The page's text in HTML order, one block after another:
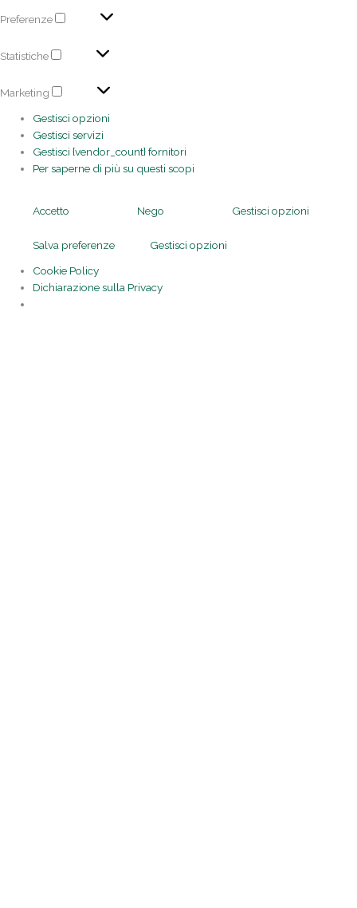
Preferenze
Statistiche
Marketing
Gestisci opzioni
Gestisci servizi
Gestisci {vendor_count} fornitori
Per saperne di più su questi scopi
Accetto Nego Gestisci opzioni
Salva preferenze
Gestisci opzioni
Cookie Policy
Dichiarazione sulla Privacy